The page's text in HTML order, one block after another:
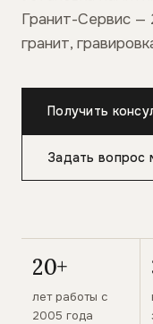
Гранит-Сервис —
гранит,
Получить
Задать вопрос
20+
лет работы с
2005 года